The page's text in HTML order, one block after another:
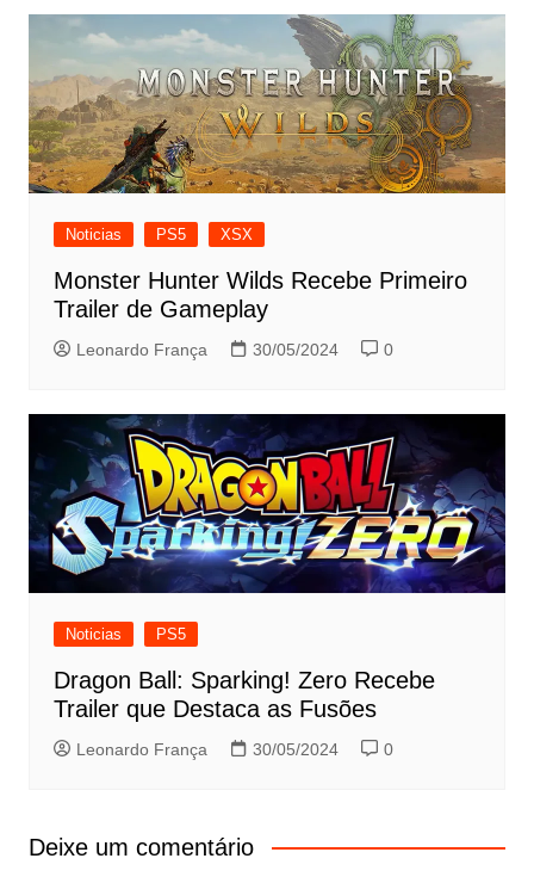
Noticias PS5 XSX
Monster Hunter Wilds Recebe Primeiro
Trailer de Gameplay
Leonardo França 30/05/2024 0
Noticias PS5
Dragon Ball: Sparking! Zero Recebe
Trailer que Destaca as Fusões
Leonardo França 30/05/2024 0
Deixe um comentário